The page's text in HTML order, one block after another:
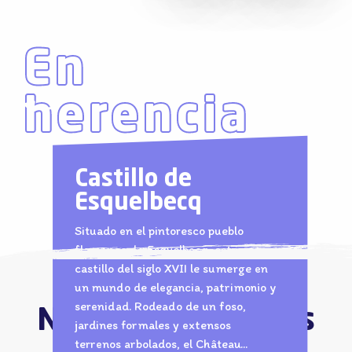
En
herencia
Castillo de
Esquelbecq
Situado en el pintoresco pueblo
flamenco de Esquelbecq, este
castillo del siglo XVII le sumerge en
un mundo de elegancia, patrimonio y
serenidad. Rodeado de un foso,
jardines formales y extensos
terrenos arbolados, el Château...
Nuestros favoritos
11